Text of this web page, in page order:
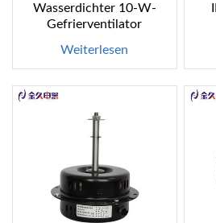
Wasserdichter 10-W-
Gefrierventilator
Weiterlesen